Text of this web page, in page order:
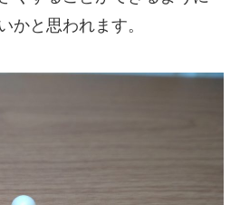
かと思われます。